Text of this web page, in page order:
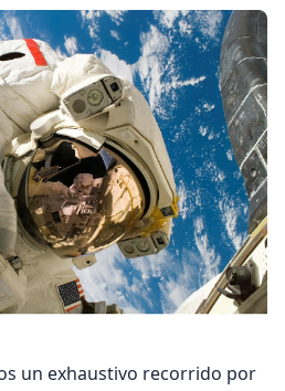
un exhaustivo recorrido por